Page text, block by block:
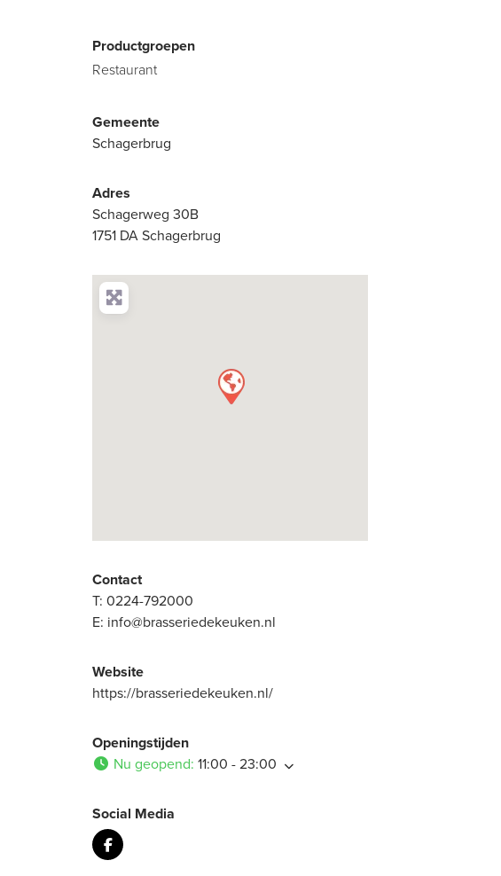
Productgroepen
Restaurant
Gemeente
Schagerbrug
Adres
Schagerweg 30B
1751 DA Schagerbrug
Contact
T:0224-792000
E: info@brasseriedekeuken.nl
Website
https://brasseriedekeuken.nl/
Openingstijden
Nu geopend:11:00 - 23:00
Social Media